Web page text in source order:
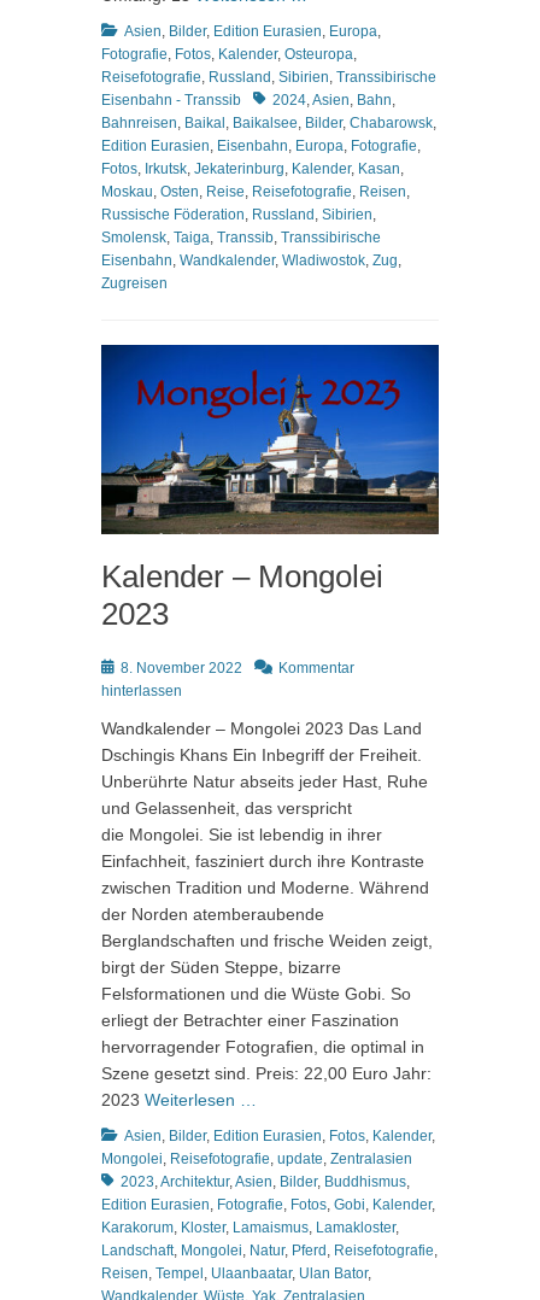
Kategorien
Asien, Bilder, Edition Eurasien, Europa,
Fotografie, Fotos, Kalender, Osteuropa,
Reisefotografie, Russland, Sibirien, Transsibirische
Eisenbahn - Transsib
Schlagworte
2024,Asien, Bahn,
Bahnreisen, Baikal, Baikalsee, Bilder, Chabarowsk,
Edition Eurasien, Eisenbahn, Europa, Fotografie,
Fotos, Irkutsk, Jekaterinburg, Kalender, Kasan,
Moskau, Osten, Reise, Reisefotografie, Reisen,
Russische Föderation, Russland, Sibirien,
Smolensk, Taiga, Transsib, Transsibirische
Eisenbahn, Wandkalender, Wladiwostok, Zug,
Zugreisen
Kalender – Mongolei
2023
Posted
on
8. November 2022
Kommentar
hinterlassen
Wandkalender – Mongolei 2023 Das Land
Dschingis Khans Ein Inbegriff der Freiheit.
Unberührte Natur abseits jeder Hast, Ruhe
und Gelassenheit, das verspricht
die Mongolei. Sie ist lebendig in ihrer
Einfachheit, fasziniert durch ihre Kontraste
zwischen Tradition und Moderne. Während
der Norden atemberaubende
Berglandschaften und frische Weiden zeigt,
birgt der Süden Steppe, bizarre
Felsformationen und die Wüste Gobi. So
erliegt der Betrachter einer Faszination
hervorragender Fotografien, die optimal in
Szene gesetzt sind. Preis: 22,00 Euro Jahr:
2023 Weiterlesen …
Kategorien
Asien, Bilder, Edition Eurasien, Fotos, Kalender,
Mongolei, Reisefotografie, update, Zentralasien
2023,Architektur,Asien, Bilder, Buddhismus,
Edition Eurasien, Fotografie, Fotos, Gobi, Kalender,
Karakorum, Kloster, Lamaismus, Lamakloster,
Landschaft, Mongolei, Natur, Pferd , Reisefotografie,
Reisen, Tempel , Ulaanbaatar, Ulan Bator,